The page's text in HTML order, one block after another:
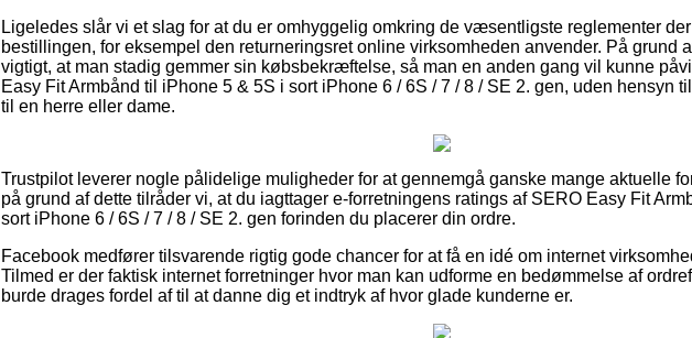
Ligeledes slår vi et slag for at du er omhyggelig omkring de væsentligste reglementer
bestillingen, for eksempel den returneringsret online virksomheden anvender. På grund
vigtigt, at man stadig gemmer sin købsbekræftelse, så man en anden gang vil kunne
Easy Fit Armbånd til iPhone 5 & 5S i sort iPhone 6 / 6S / 7 / 8 / SE 2. gen, uden hensyn
til en herre eller dame.
Trustpilot leverer nogle pålidelige muligheder for at gennemgå ganske mange aktuelle
på grund af dette tilråder vi, at du iagttager e-forretningens ratings af SERO Easy Fit
sort iPhone 6 / 6S / 7 / 8 / SE 2. gen forinden du placerer din ordre.
Facebook medfører tilsvarende rigtig gode chancer for at få en idé om internet
Tilmed er der faktisk internet forretninger hvor man kan udforme en bedømmelse af
burde drages fordel af til at danne dig et indtryk af hvor glade kunderne er.